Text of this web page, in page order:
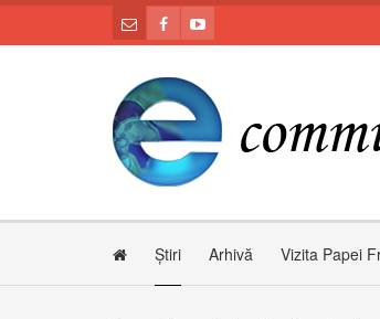
Știri Arhivă Vizita Papei